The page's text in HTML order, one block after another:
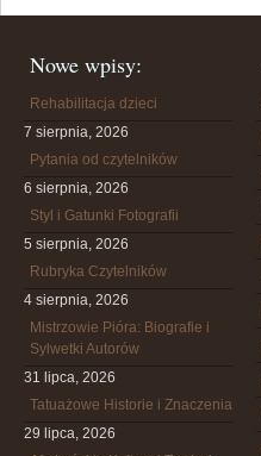
Nowe wpisy:
Rehabilitacja dzieci
7 sierpnia, 2026
Pytania od czytelników
6 sierpnia, 2026
Styl i Gatunki Fotografii
5 sierpnia, 2026
Rubryka Czytelników
4 sierpnia, 2026
Mistrzowie Pióra: Biografie i
Sylwetki Autorów
31 lipca, 2026
Tatuażowe Historie i Znaczenia
29 lipca, 2026